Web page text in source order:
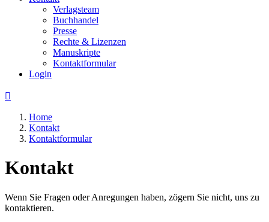
Verlagsteam
Buchhandel
Presse
Rechte & Lizenzen
Manuskripte
Kontaktformular
Login

Home
Kontakt
Kontaktformular
Kontakt
Wenn Sie Fragen oder Anregungen haben, zögern Sie nicht, uns zu
kontaktieren.